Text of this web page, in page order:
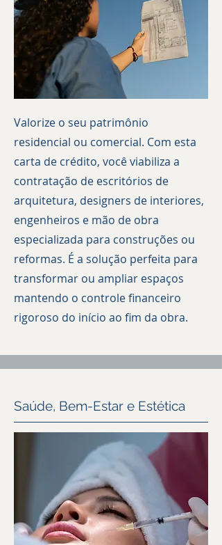
Valorize o seu patrimônio
residencial ou comercial. Com esta
carta de crédito, você viabiliza a
contratação de escritórios de
arquitetura, designers de interiores,
engenheiros e mão de obra
especializada para construções ou
reformas. É a solução perfeita para
transformar ou ampliar espaços
mantendo o controle financeiro
rigoroso do início ao fim da obra.
Saúde, Bem-Estar e Estética